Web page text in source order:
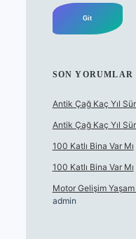
SON YORUMLAR
Antik Çağ Kaç Yıl
Antik Çağ Kaç Yıl
100 Katlı Bina Var Mı
100 Katlı Bina Var Mı
Motor Gelişim
admin